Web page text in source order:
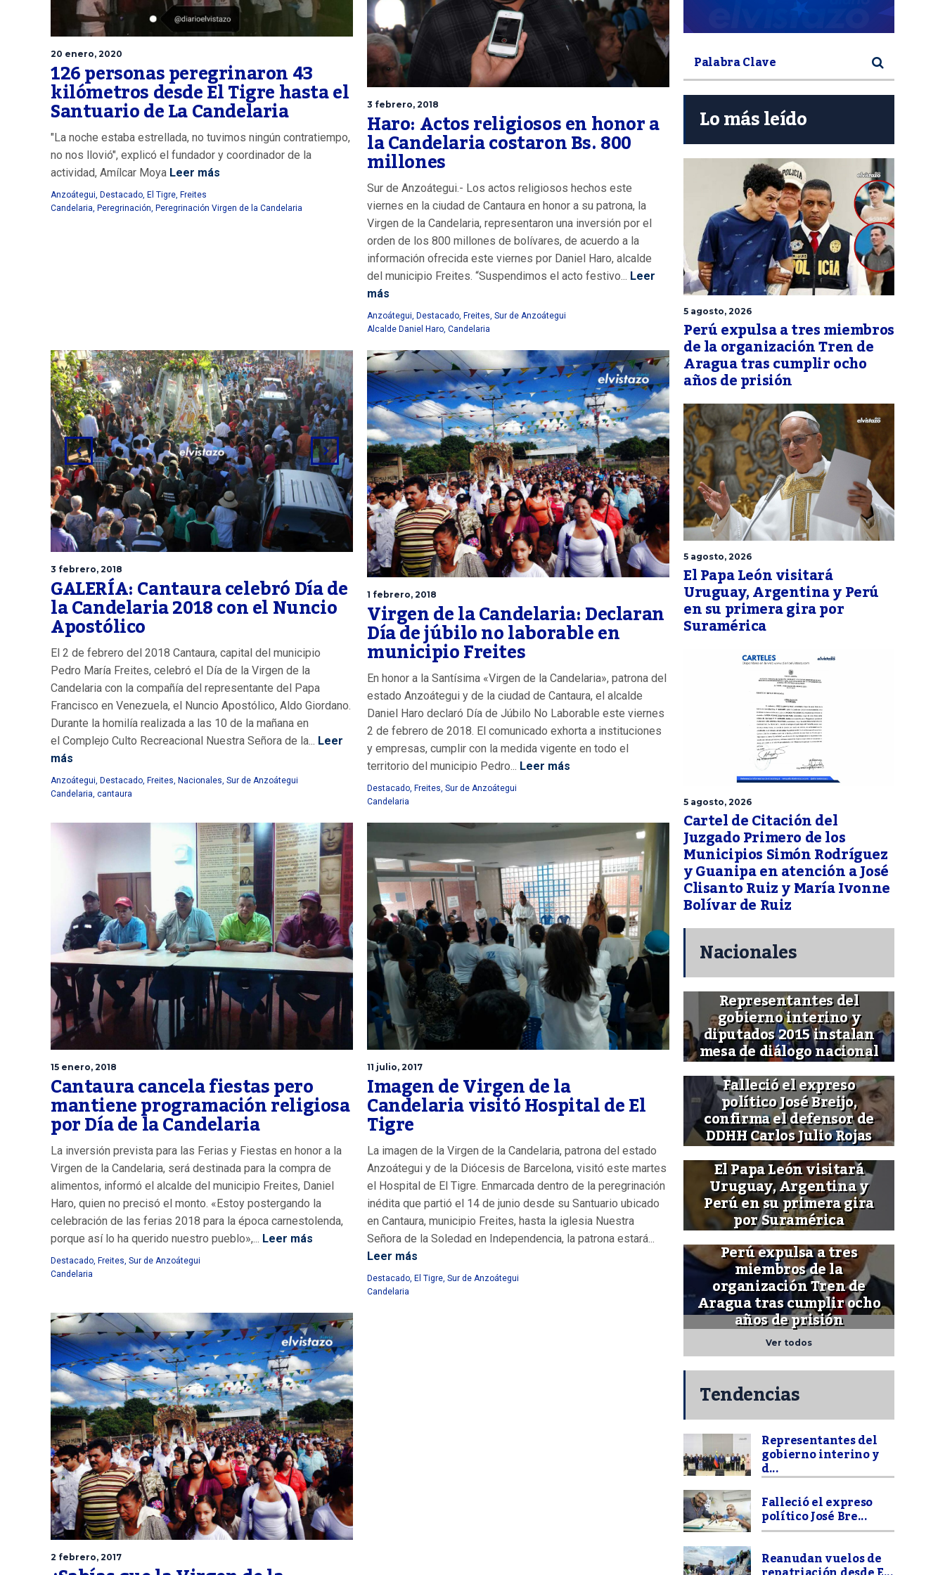
20 enero, 2020
126 personas peregrinaron 43
kilómetros desde El Tigre hasta el
Santuario de La Candelaria
"La noche estaba estrellada, no tuvimos ningún contratiempo,
no nos llovió", explicó el fundador y coordinador de la
actividad, Amílcar Moya Leer más
Anzoátegui, Destacado, El Tigre, Freites
Candelaria, Peregrinación, Peregrinación Virgen de la Candelaria
3 febrero, 2018
Haro: Actos religiosos en honor a
la Candelaria costaron Bs. 800
millones
Sur de Anzoátegui.- Los actos religiosos hechos este
viernes en la ciudad de Cantaura en honor a su patrona, la
Virgen de la Candelaria, representaron una inversión por el
orden de los 800 millones de bolívares, de acuerdo a la
información ofrecida este viernes por Daniel Haro, alcalde
del municipio Freites. “Suspendimos el acto festivo... Leer
más
Anzoátegui Destacado Freites Sur de Anzoátegui
Alcalde Daniel Haro Candelaria
3 febrero, 2018
GALERÍA: Cantaura celebró Día de
la Candelaria 2018 con el Nuncio
Apostólico
El 2 de febrero del 2018 Cantaura, capital del municipio
Pedro María Freites, celebró el Día de la Virgen de la
Candelaria con la compañía del representante del Papa
Francisco en Venezuela, el Nuncio Apostólico, Aldo Giordano.
Durante la homilía realizada a las 10 de la mañana en
el Complejo Culto Recreacional Nuestra Señora de la... Leer
más
Anzoátegui Destacado Freites Nacionales Sur de Anzoátegui
Candelaria cantaura
1 febrero, 2018
Virgen de la Candelaria: Declaran
Día de júbilo no laborable en
municipio Freites
En honor a la Santísima «Virgen de la Candelaria», patrona del
estado Anzoátegui y de la ciudad de Cantaura, el alcalde
Daniel Haro declaró Día de Júbilo No Laborable este viernes
2 de febrero de 2018. El comunicado exhorta a instituciones
y empresas, cumplir con la medida vigente en todo el
territorio del municipio Pedro... Leer más
Destacado Freites Sur de Anzoátegui
Candelaria
15 enero, 2018
Cantaura cancela fiestas pero
mantiene programación religiosa
por Día de la Candelaria
La inversión prevista para las Ferias y Fiestas en honor a la
Virgen de la Candelaria, será destinada para la compra de
alimentos, informó el alcalde del municipio Freites, Daniel
Haro, quien no precisó el monto. «Estoy postergando la
celebración de las ferias 2018 para la época carnestolenda,
porque así lo ha querido nuestro pueblo»,... Leer más
Destacado Freites Sur de Anzoátegui
Candelaria
11 julio, 2017
Imagen de Virgen de la
Candelaria visitó Hospital de El
Tigre
La imagen de la Virgen de la Candelaria, patrona del estado
Anzoátegui y de la Diócesis de Barcelona, visitó este martes
el Hospital de El Tigre. Enmarcada dentro de la peregrinación
inédita que partió el 14 de junio desde su Santuario ubicado
en Cantaura, municipio Freites, hasta la iglesia Nuestra
Señora de la Soledad en Independencia, la patrona estará...
Leer más
Destacado El Tigre Sur de Anzoátegui
Candelaria
2 febrero, 2017
Lo más leído
5 agosto, 2026
Perú expulsa a tres miembros
de la organización Tren de
Aragua tras cumplir ocho
años de prisión
5 agosto, 2026
El Papa León visitará
Uruguay, Argentina y Perú
en su primera gira por
Suramérica
5 agosto, 2026
Cartel de Citación del
Juzgado Primero de los
Municipios Simón Rodríguez
y Guanipa en atención a José
Clisanto Ruiz y María Ivonne
Bolívar de Ruiz
Nacionales
Representantes del
gobierno interino y
diputados 2015 instalan
mesa de diálogo nacional
Falleció el expreso
político José Breijo,
confirma el defensor de
DDHH Carlos Julio Rojas
El Papa León visitará
Uruguay, Argentina y
Perú en su primera gira
por Suramérica
Perú expulsa a tres
miembros de la
organización Tren de
Aragua tras cumplir ocho
años de prisión
Ver todos
Tendencias
Representantes del
gobierno interino y
d...
Falleció el expreso
político José Bre...
Reanudan vuelos de